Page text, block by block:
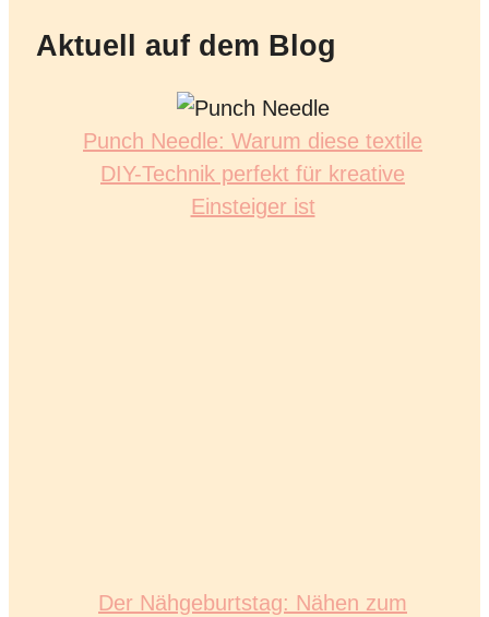
Aktuell auf dem Blog
Punch Needle: Warum diese textile
DIY-Technik perfekt für kreative
Einsteiger ist
Der Nähgeburtstag: Nähen zum